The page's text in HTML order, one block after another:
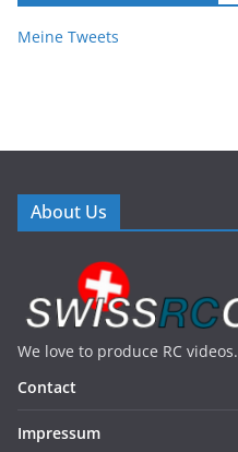
Meine Tweets
About Us
We love to produce RC videos.
Contact
Impressum